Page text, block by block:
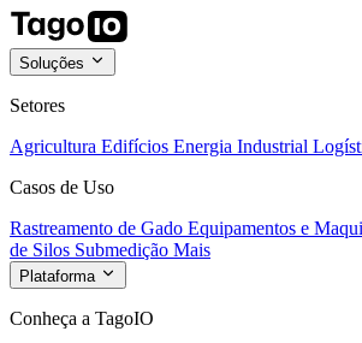
Soluções
Setores
Agricultura Edifícios Energia Industrial
Casos de Uso
Rastreamento de Gado Equipamentos e
de Silos Submedição Mais
Plataforma
Conheça a TagoIO